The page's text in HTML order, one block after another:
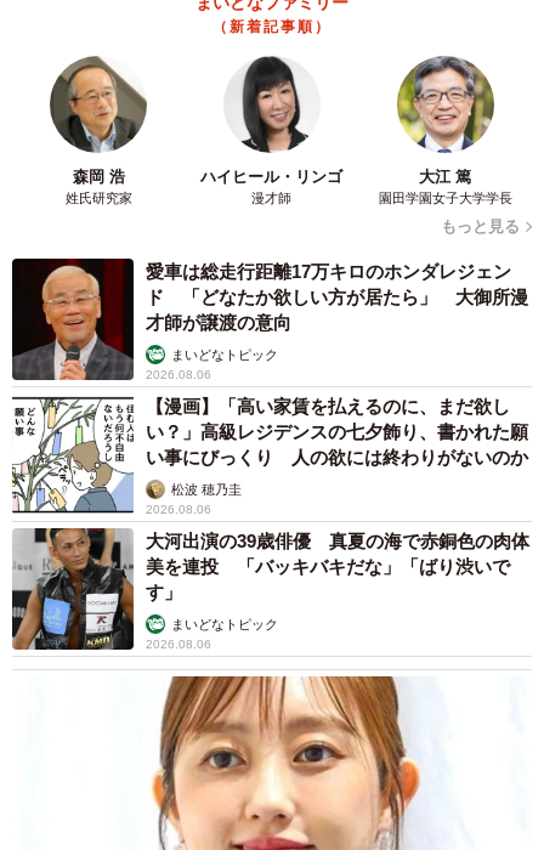
（新着記事順）
森岡 浩
姓氏研究家
ハイヒール・リンゴ
漫才師
大江 篤
園田学園女子大学学長
もっと見る
愛車は総走行距離17万キロのホンダレジェン
ド 「どなたか欲しい方が居たら」 大御所漫
才師が譲渡の意向
まいどなトピック
2026.08.06
【漫画】「高い家賃を払えるのに、まだ欲し
い？」高級レジデンスの七夕飾り、書かれた願
い事にびっくり 人の欲には終わりがないのか
松波 穂乃圭
2026.08.06
大河出演の39歳俳優 真夏の海で赤銅色の肉体
美を連投 「バッキバキだな」「ばり渋いで
す」
まいどなトピック
2026.08.06